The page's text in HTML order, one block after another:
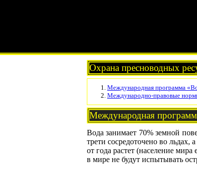
Охрана пресноводных
Международная программа
Международно-правовые
Международная
Вода занимает 70% земной
трети сосредоточено во льдах,
от года растет (население
в мире не будут испытывать